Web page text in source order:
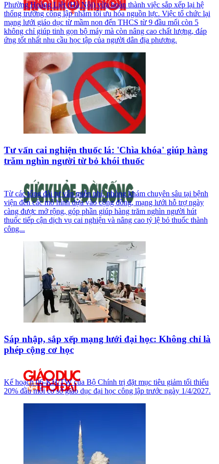
Phường Hoàng Liệt (Hà Nội) vừa hoàn thành việc sắp xếp lại hệ
thống trường công lập nhằm tối ưu hóa nguồn lực. Việc tổ chức lại
mạng lưới giáo dục từ mầm non đến THCS từ 9 đầu mối còn 5
không chỉ giúp tinh gọn bộ máy mà còn nâng cao chất lượng, đáp
ứng tốt nhất nhu cầu học tập của người dân địa phương.
Tư vấn cai nghiện thuốc lá: 'Chìa khóa' giúp hàng
trăm nghìn người từ bỏ khói thuốc
Từ các tổng đài tư vấn miễn phí, phòng khám chuyên sâu tại bệnh
viện đến các mô hình dựa vào cộng đồng, mạng lưới hỗ trợ ngày
càng được mở rộng, góp phần giúp hàng trăm nghìn người hút
thuốc tiếp cận dịch vụ cai nghiện và nâng cao tỷ lệ bỏ thuốc thành
công...
Sáp nhập, sắp xếp mạng lưới đại học: Không chỉ là
phép cộng cơ học
Kế hoạch 06-KH/TW của Bộ Chính trị đặt mục tiêu giảm tối thiểu
20% đầu mối cơ sở giáo dục đại học công lập trước ngày 1/4/2027.